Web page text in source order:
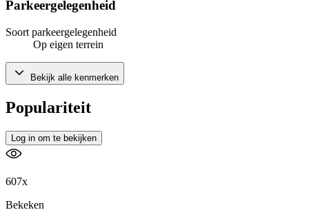
Parkeergelegenheid
Soort parkeergelegenheid
Op eigen terrein
Bekijk alle kenmerken
Populariteit
Log in om te bekijken
607x
Bekeken